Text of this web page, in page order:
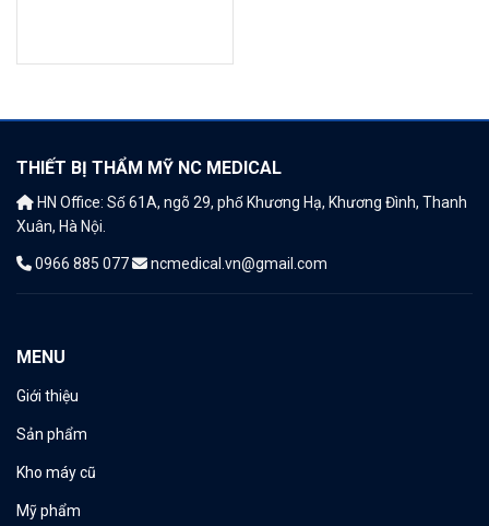
THIẾT BỊ THẨM MỸ NC MEDICAL
HN Office: Số 61A, ngõ 29, phố Khương Hạ, Khương Đình, Thanh
Xuân, Hà Nội.
0966 885 077 ncmedical.vn@gmail.com
MENU
Giới thiệu
Sản phẩm
Kho máy cũ
Mỹ phẩm